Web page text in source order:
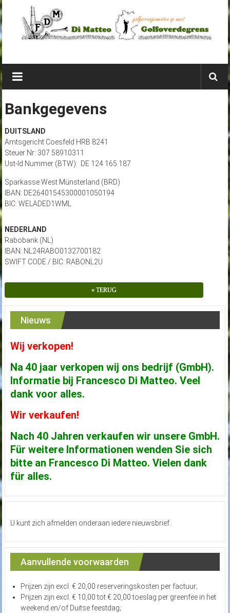
Ga
naar
de
inhoud
Di
Matteo
Golfoverdegrens
net
over
de
Bankgegevens
DUITSLAND
Amtsgericht Coesfeld HRB 8241
Steuer Nr: 307 58910311
Ust-Id Nummer (BTW): DE 124 165 187
Sparkasse West Münsterland (BRD)
IBAN: DE26401545300001050194
BIC: WELADED1WML
NEDERLAND
Rabobank (NL)
IBAN: NL24RABO0132700182
SWIFT CODE / BIC: RABONL2U
« TERUG
Nieuws
Wij verkopen!
Na 40 jaar verkopen wij ons bedrijf (GmbH).
Informatie bij Francesco Di Matteo. Veel
dank voor alles.
Wir verkaufen!
Nach 40 Jahren verkaufen wir unsere GmbH.
Für weitere Informationen wenden Sie sich
bitte an Francesco Di Matteo. Vielen dank
für alles.
U kunt zich afmelden onderaan iedere nieuwsbrief.
Aanvullende voorwaarden
Prijzen zijn excl. € 20,00 reserveringskosten per factuur;
Prijzen zijn excl. € 10,00 tot € 20,00 toeslag per greenfee in het
weekend en/of Duitse feestdag;